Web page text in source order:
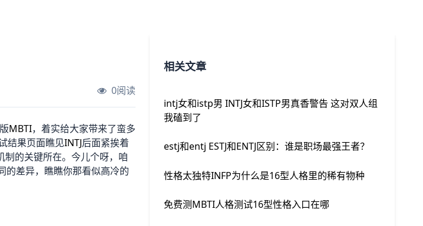
0阅读
MBTI，着实给大家带来了蛮多
结果页面瞧见INTJ后面紧挨着
制的关键所在。今儿个呀，咱
的差异，瞧瞧你那看似高冷的
相关文章
intj女和istp男 INTJ女和ISTP男真香警告 这对双人组
我磕到了
estj和entj ESTJ和ENTJ区别：谁是职场最强王者？
性格太独特INFP为什么是16型人格里的稀有物种
免费测MBTI人格测试16型性格入口在哪